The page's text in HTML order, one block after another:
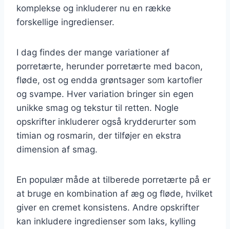
komplekse og inkluderer nu en række
forskellige ingredienser.
I dag findes der mange variationer af
porretærte, herunder porretærte med bacon,
fløde, ost og endda grøntsager som kartofler
og svampe. Hver variation bringer sin egen
unikke smag og tekstur til retten. Nogle
opskrifter inkluderer også krydderurter som
timian og rosmarin, der tilføjer en ekstra
dimension af smag.
En populær måde at tilberede porretærte på er
at bruge en kombination af æg og fløde, hvilket
giver en cremet konsistens. Andre opskrifter
kan inkludere ingredienser som laks, kylling